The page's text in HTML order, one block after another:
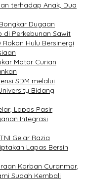
terhadap Anak, Dua
Dugaan
di Perkebunan Sawit
Hulu Bersinergi
Motor Curian
SDM melalui
Bidang
Lapas Pasir
Integrasi
Gelar Razia
Lapas Bersih
Korban Curanmor,
Sudah Kembali